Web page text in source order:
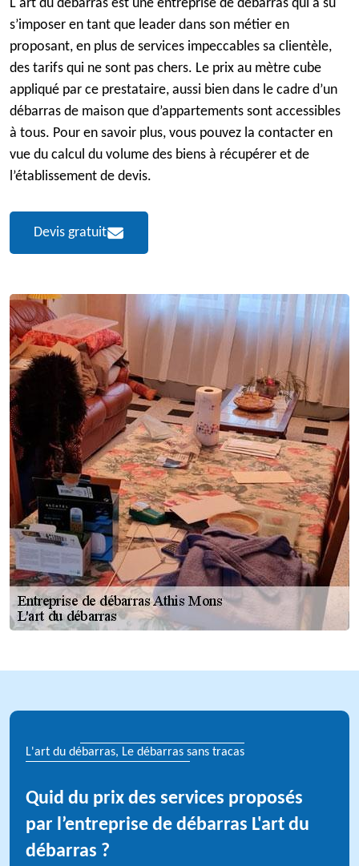
L'art du débarras est une entreprise de débarras qui a su
s’imposer en tant que leader dans son métier en
proposant, en plus de services impeccables sa clientèle,
des tarifs qui ne sont pas chers. Le prix au mètre cube
appliqué par ce prestataire, aussi bien dans le cadre d’un
débarras de maison que d’appartements sont accessibles
à tous. Pour en savoir plus, vous pouvez la contacter en
vue du calcul du volume des biens à récupérer et de
l’établissement de devis.
Devis gratuit
L'art du débarras, Le débarras sans tracas
Quid du prix des services proposés
par l’entreprise de débarras L'art du
débarras ?